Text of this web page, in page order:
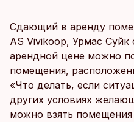
Сдающий в аренду
AS Vivikoop, Урмас Суйк
арендной цене можно
помещения,
«Что делать, если
других условиях
можно взять